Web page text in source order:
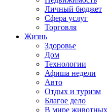
Личный бюджет
Сфера услуг
Торговля
Жизнь
Здоровье
Дом
Технологии
Афиша недели
Авто
Отдых и туризм
Благое дело
В мире животных